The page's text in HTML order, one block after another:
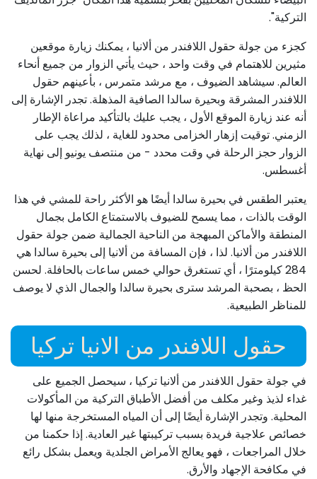
التركية".
كجزء من جولة حقول اللافندر من ألانيا ، يمكنك زيارة موقعين
مثيرين للاهتمام في وقت واحد ، حيث يأتي الزوار من جميع أنحاء
العالم. سيشاهد الضيوف ، مع مرشد متمرس ، بأعينهم حقول
اللافندر المشرقة وبحيرة سالدا الصافية المذهلة. تجدر الإشارة إلى
أنه عند زيارة الموقع الأول ، يجب عليك بالتأكيد مراعاة الإطار
الزمني. توقيت إزهار الخزامى محدود للغاية ، لذلك يجب على
الزوار حجز الرحلة في وقت محدد - من منتصف يونيو إلى نهاية
أغسطس.
يعتبر الطقس في بحيرة سالدا أيضًا هو الأكثر راحة للمشي في هذا
الوقت بالذات ، مما يسمح للضيوف بالاستمتاع الكامل بجمال
المنطقة والأماكن المبهجة من الناحية الجمالية ضمن جولة حقول
اللافندر من ألانيا. لذا ، فإن المسافة من ألانيا إلى بحيرة سالدا هي
284 كيلومترًا ، أي تستغرق حوالي خمس ساعات بالحافلة. لحسن
الحظ ، بصحبة المرشد سترى بحيرة سالدا والجمال الذي لا يوصف
للمناظر الطبيعية.
حقول اللافندر من الانيا تركيا
في جولة حقول اللافندر من ألانيا تركيا ، سيحصل الجميع على
غداء لذيذ وغير مكلف من أفضل الأطباق التركية من المأكولات
المحلية. وتجدر الإشارة أيضًا إلى أن المياه المستخرجة منها لها
خصائص علاجية فريدة بسبب تركيبتها غير العادية. إذا حكمنا من
خلال المراجعات ، فهو يعالج الأمراض الجلدية ويعمل بشكل رائع
في مكافحة الإجهاد والأرق.